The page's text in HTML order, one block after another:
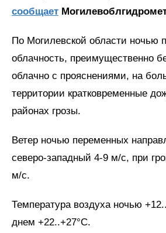
сообщает
По Могилевской области ночью
облачность, преимущественно
облачно с прояснениями, на
территории кратковременные
районах грозы.
Ветер ночью переменных
северо-западный 4-9 м/с, при
м/с.
Температура воздуха ночью
днем +22..+27°С.